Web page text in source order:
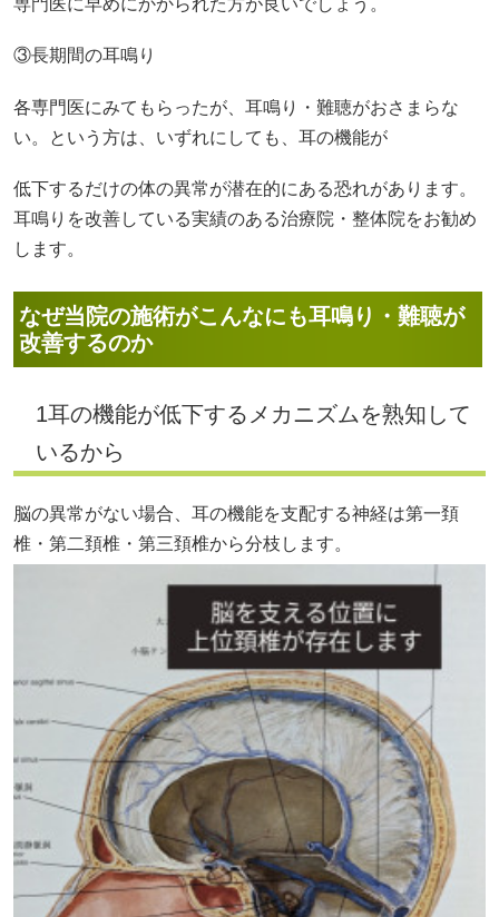
専門医に早めにかかられた方が良いでしょう。
③長期間の耳鳴り
各専門医にみてもらったが、耳鳴り・難聴がおさまらな
い。という方は、いずれにしても、耳の機能が
低下するだけの体の異常が潜在的にある恐れがあります。
耳鳴りを改善している実績のある治療院・整体院をお勧め
します。
なぜ当院の施術がこんなにも耳鳴り・難聴が
改善するのか
1耳の機能が低下するメカニズムを熟知して
いるから
脳の異常がない場合、耳の機能を支配する神経は第一頚
椎・第二頚椎・第三頚椎から分枝します。